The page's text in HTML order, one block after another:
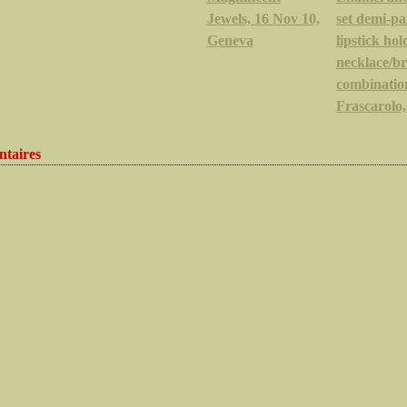
Jewels, 16 Nov 10,
Geneva
set demi-
lipstick
necklace/
Frascarolo,